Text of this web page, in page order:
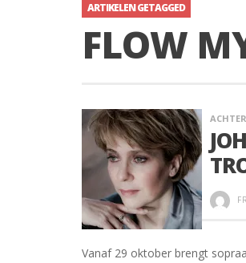
ARTIKELEN GETAGGED
FLOW
Vanaf 29 oktober brengt